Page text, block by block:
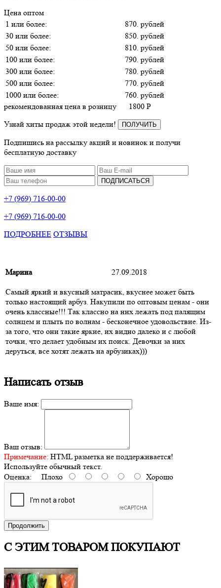
Цена оптом
1 или более:
870. рублей
30 или более:
850. рублей
50 или более:
810. рублей
100 или более:
790. рублей
300 или более:
780. рублей
500 или более:
770. рублей
1000 или более:
760. рублей
рекомендованная цена в розницу
1800 P
Узнай хиты продаж этой недели!
ПОЛУЧИТЬ
Подпишись на рассылку акций и новинок и получи
бесплатную доставку
ПОДПИСАТЬСЯ
+7 (969) 716-00-00
+7 (969) 716-00-00
ПОДРОБНЕЕ ОТЗЫВЫ
Марина 27.09.2018
Самый яркий и вкусный матрасик, вкуснее может быть
только настоящий арбуз. Накупили по оптовым ценам - они
очень классные!!! Так классно на них лежать под палящим
солнцем и плыть по волнам - бесконечное удовольствие. Из-
за того, что они такие яркие, их видно далеко и с любой
точки, что делает удобным их поиск. Девочки за них
деруться, все хотят лежать на арбузиках)))
Написать отзыв
Ваше имя:
Ваш отзыв:
Примечание: HTML разметка не поддерживается!
Используйте обычный текст.
Оценка: Плохо Хорошо
Продолжить
С ЭТИМ ТОВАРОМ ПОКУПАЮТ